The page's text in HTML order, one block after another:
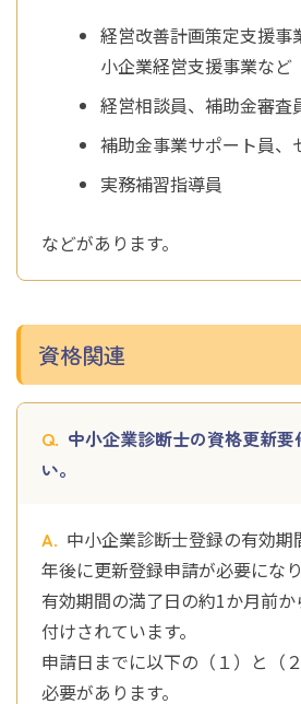
経営改善計画策定支援事
小企業経営支援事業など
経営相談員、補助金審査
補助金事業サポート員、
実務補習指導員
などがあります。
資格関連
中小企業診断士の資格更新要
い。
中小企業診断士登録の有効期
年後に更新登録申請が必要になり
有効期間の満了日の約1か月前
付けされています。
申請日までに以下の（１）と（
必要があります。